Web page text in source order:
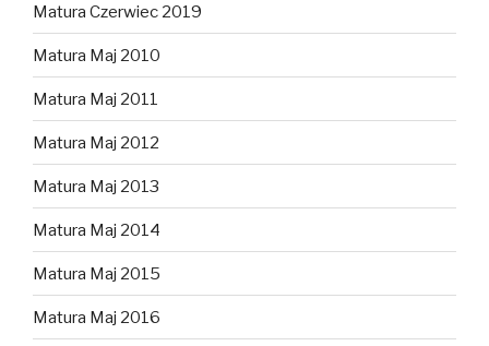
Matura Czerwiec 2019
Matura Maj 2010
Matura Maj 2011
Matura Maj 2012
Matura Maj 2013
Matura Maj 2014
Matura Maj 2015
Matura Maj 2016